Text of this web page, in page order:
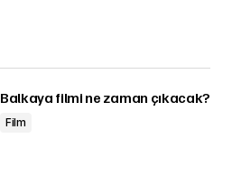
Balkaya filmi ne zaman çıkacak?
Film